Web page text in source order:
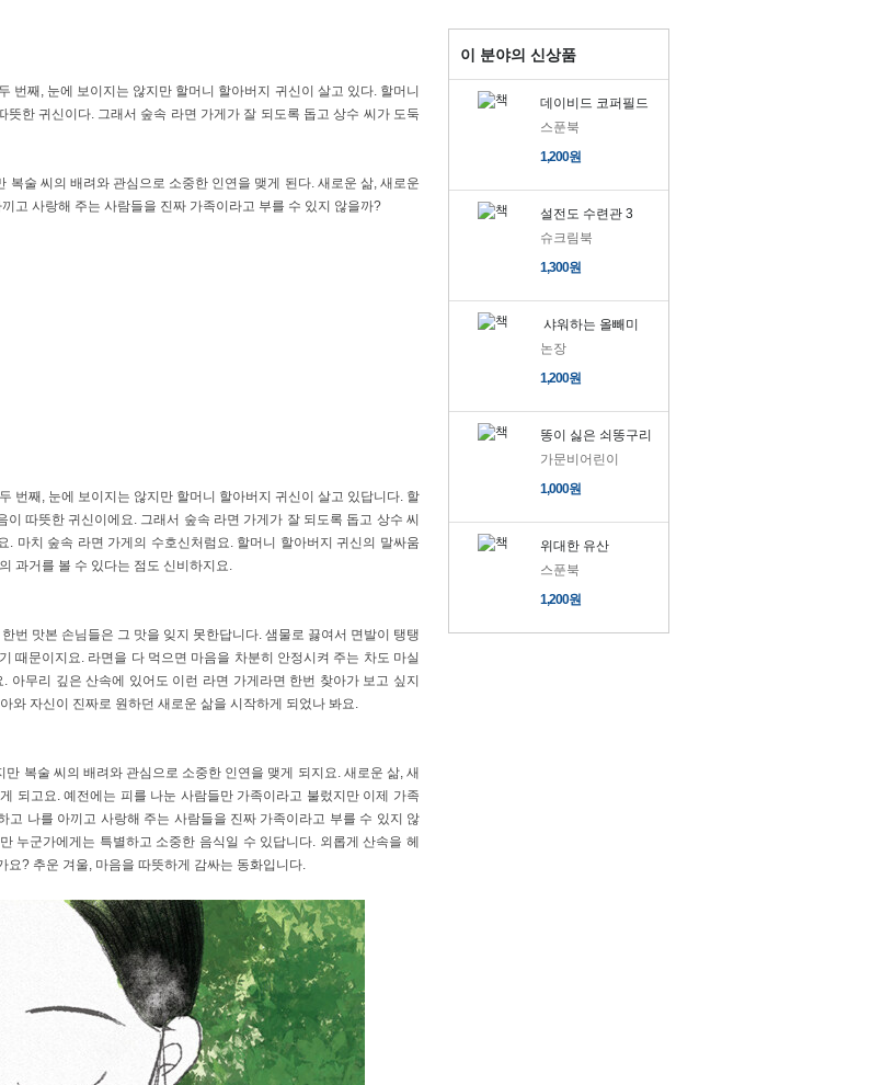
번째, 눈에 보이지는 않지만 할머니 할아버지 귀신이 살고 있다. 할머니
한 귀신이다. 그래서 숲속 라면 가게가 잘 되도록 돕고 상수 씨가 도둑
술 씨의 배려와 관심으로 소중한 인연을 맺게 된다. 새로운 삶, 새로운
고 사랑해 주는 사람들을 진짜 가족이라고 부를 수 있지 않을까?
번째, 눈에 보이지는 않지만 할머니 할아버지 귀신이 살고 있답니다. 할
따뜻한 귀신이에요. 그래서 숲속 라면 가게가 잘 되도록 돕고 상수 씨
마치 숲속 라면 가게의 수호신처럼요. 할머니 할아버지 귀신의 말싸움
과거를 볼 수 있다는 점도 신비하지요.
번 맛본 손님들은 그 맛을 잊지 못한답니다. 샘물로 끓여서 면발이 탱탱
때문이지요. 라면을 다 먹으면 마음을 차분히 안정시켜 주는 차도 마실
무리 깊은 산속에 있어도 이런 라면 가게라면 한번 찾아가 보고 싶지
와 자신이 진짜로 원하던 새로운 삶을 시작하게 되었나 봐요.
복술 씨의 배려와 관심으로 소중한 인연을 맺게 되지요. 새로운 삶, 새
되고요. 예전에는 피를 나눈 사람들만 가족이라고 불렀지만 이제 가족
나를 아끼고 사랑해 주는 사람들을 진짜 가족이라고 부를 수 있지 않
누군가에게는 특별하고 소중한 음식일 수 있답니다. 외롭게 산속을 헤
? 추운 겨울, 마음을 따뜻하게 감싸는 동화입니다.
이 분야의 신상품
데이비드 코퍼필드
스푼북
1,200원
설전도 수련관 3
슈크림북
1,300원
샤워하는 올빼미
논장
1,200원
똥이 싫은 쇠똥구리
가문비어린이
1,000원
위대한 유산
스푼북
1,200원